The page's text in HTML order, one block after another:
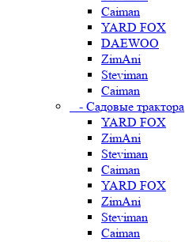
Caiman
YARD FOX
DAEWOO
ZimAni
Steviman
Caiman
- Садовые трактора
YARD FOX
ZimAni
Steviman
Caiman
YARD FOX
ZimAni
Steviman
Caiman